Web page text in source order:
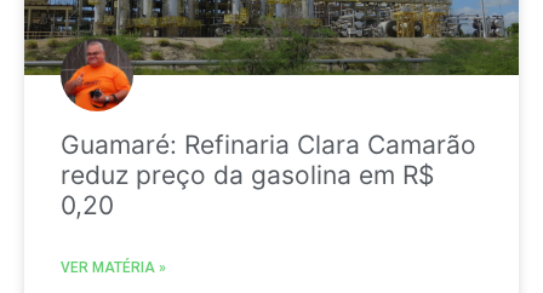
Guamaré: Refinaria Clara Camarão
reduz preço da gasolina em R$
0,20
VER MATÉRIA »